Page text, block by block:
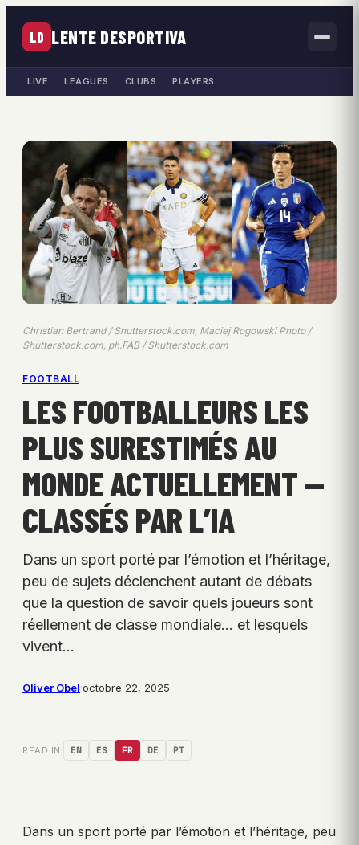
LD LENTE DESPORTIVA
LIVE LEAGUES CLUBS PLAYERS
Christian Bertrand / Shutterstock.com, Maciej Rogowski Photo /
Shutterstock.com, ph.FAB / Shutterstock.com
FOOTBALL
LES FOOTBALLEURS LES
PLUS SURESTIMÉS AU
MONDE ACTUELLEMENT —
CLASSÉS PAR L’IA
Dans un sport porté par l’émotion et l’héritage,
peu de sujets déclenchent autant de débats
que la question de savoir quels joueurs sont
réellement de classe mondiale… et lesquels
vivent…
Oliver Obel·octobre 22, 2025
READ IN: EN ES FR DE PT
Dans un sport porté par l’émotion et l’héritage, peu